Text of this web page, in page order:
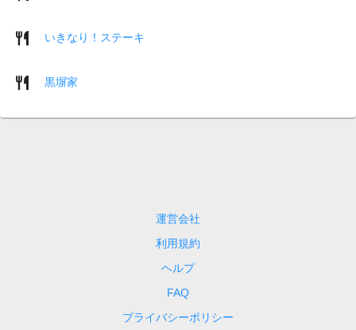
いきなり！ステーキ
黒塀家
運営会社
利用規約
ヘルプ
FAQ
プライバシーポリシー